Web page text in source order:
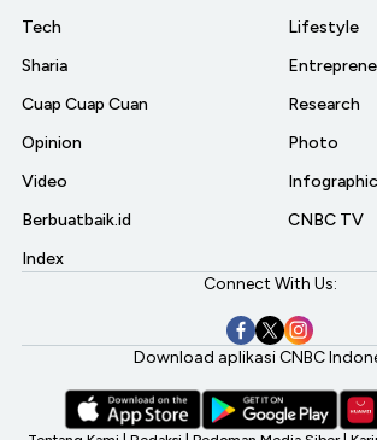
Tech
Sharia
Cuap Cuap Cuan
Opinion
Video
Berbuatbaik.id
Index
Lifestyle
Research
Photo
Infographic
CNBC TV
Connect With Us:
Download aplikasi CNBC